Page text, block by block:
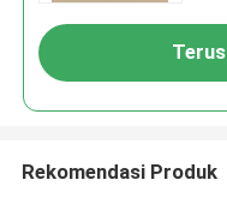
Terus
Rekomendasi Produk